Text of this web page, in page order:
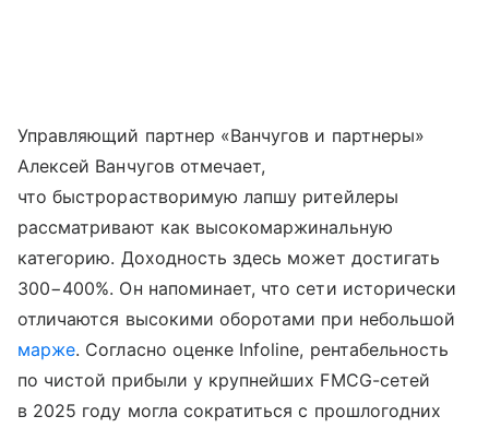
Управляющий партнер «Ванчугов и партнеры»
Алексей Ванчугов отмечает,
что быстрорастворимую лапшу ритейлеры
рассматривают как высокомаржинальную
категорию. Доходность здесь может достигать
300−400%. Он напоминает, что сети исторически
отличаются высокими оборотами при небольшой
марже. Согласно оценке Infoline, рентабельность
по чистой прибыли у крупнейших FMCG-сетей
в 2025 году могла сократиться с прошлогодних